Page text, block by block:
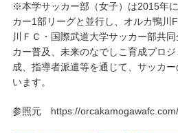
※本学サッカー部（女子）は2015年
カー1部リーグと並行し、オルカ鴨川
川ＦＣ・国際武道大学サッカー部共
カー普及、未来のなでしこ育成プロ
成、指導者派遣等を通じて、サッカ
います。
参照元 https://